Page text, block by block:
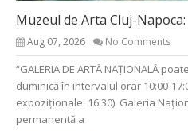
Muzeul de Arta Cluj-Napoca:
Aug 07, 2026 No Comments
“GALERIA DE ARTĂ NAȚIONALĂ
duminică în intervalul orar 10:00-
expoziționale: 16:30). Galeria
permanentă a